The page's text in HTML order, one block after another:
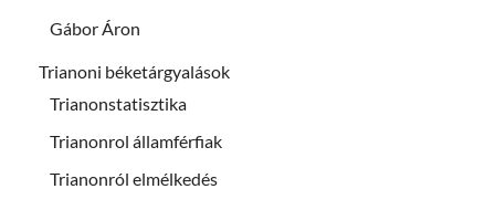
Gábor Áron
Trianoni béketárgyalások
Trianonstatisztika
Trianonrol államférfiak
Trianonról elmélkedés